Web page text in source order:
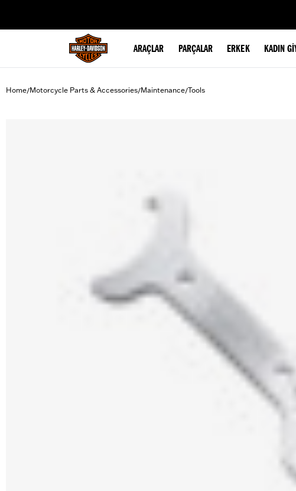
ARAÇLAR PARÇALAR ERKEK KADIN
Home/Motorcycle Parts & Accessories/Maintenance/Tools